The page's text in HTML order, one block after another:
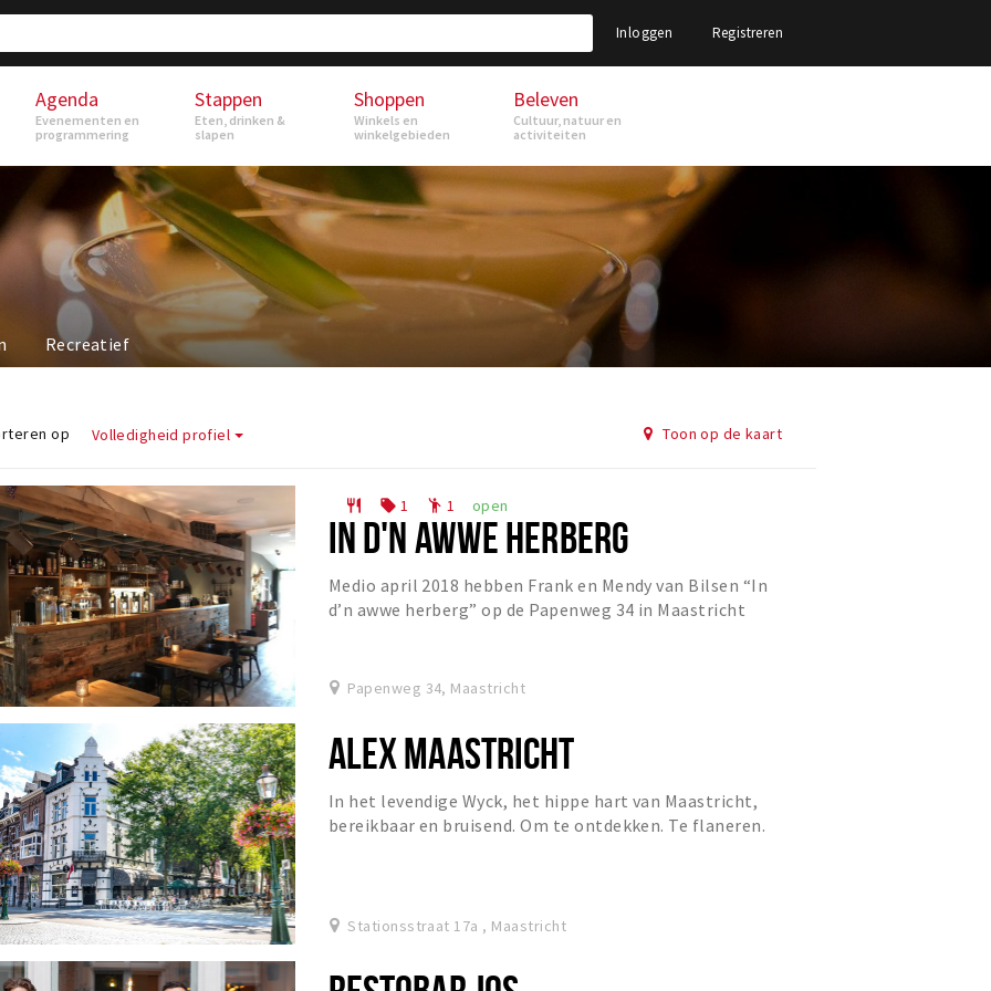
Inloggen Registreren
Agenda
Evenementen en
programmering
Stappen
Eten, drinken &
slapen
Shoppen
Winkels en
winkelgebieden
Beleven
Cultuur, natuur en
activiteiten
Recreatief
op Volledigheid profiel Toon op de kaart
restaurant local_offer 1 emoji_people 1 open
IN D'N AWWE HERBERG
Medio april 2018 hebben Frank en Mendy van Bilsen “In
d’n awwe herberg” op de Papenweg 34 in Maastricht
Papenweg 34, Maastricht
ALEX MAASTRICHT
In het levendige Wyck, het hippe hart van Maastricht,
bereikbaar en bruisend. Om te ontdekken. Te flaneren.
Stationsstraat 17a , Maastricht